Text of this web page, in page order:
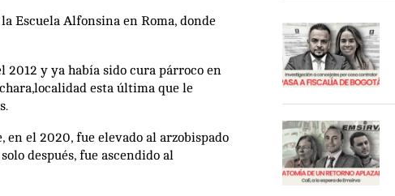
Escuela Alfonsina en Roma, donde
2012 y ya había sido cura párroco en
esta última que le
el 2020, fue elevado al arzobispado
después, fue ascendido al